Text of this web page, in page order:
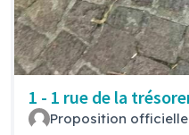
1 - 1 rue de la
Proposition officielle